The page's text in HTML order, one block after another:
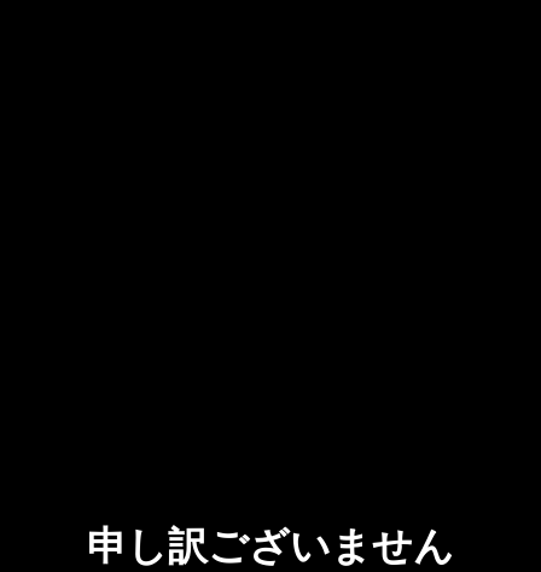
申し訳ございません